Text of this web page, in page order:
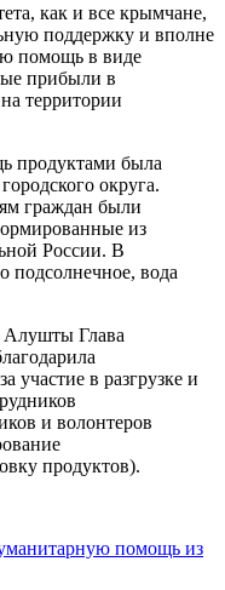
как и все крымчане,
поддержку и вполне
помощь в виде
прибыли в
территории
продуктами была
округа.
граждан были
из
России. В
подсолнечное, вода
Алушты Глава
участие в разгрузке и
и волонтеров
продуктов).